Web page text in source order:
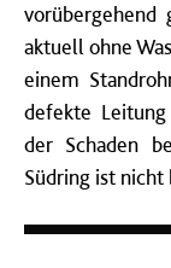
vorübergehend
aktuell ohne
einem
defekte
der Schaden
Südring ist